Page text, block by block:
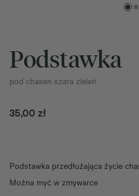
Podstawka
pod chasen szara zieleń
35,00 zł
Podstawka przedłużająca życie
Można myć w zmywarce